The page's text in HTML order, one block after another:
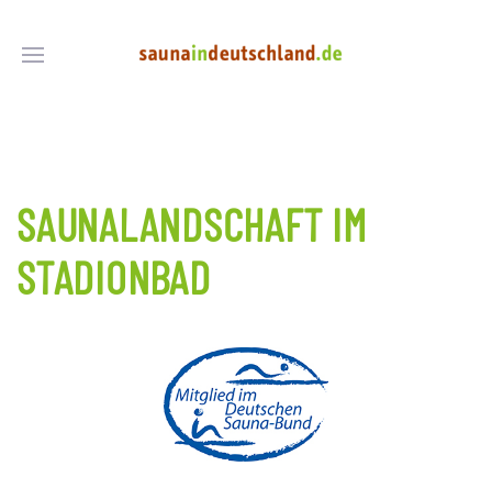
SAUNALANDSCHAFT IM
STADIONBAD